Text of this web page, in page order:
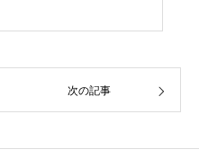
次の記事